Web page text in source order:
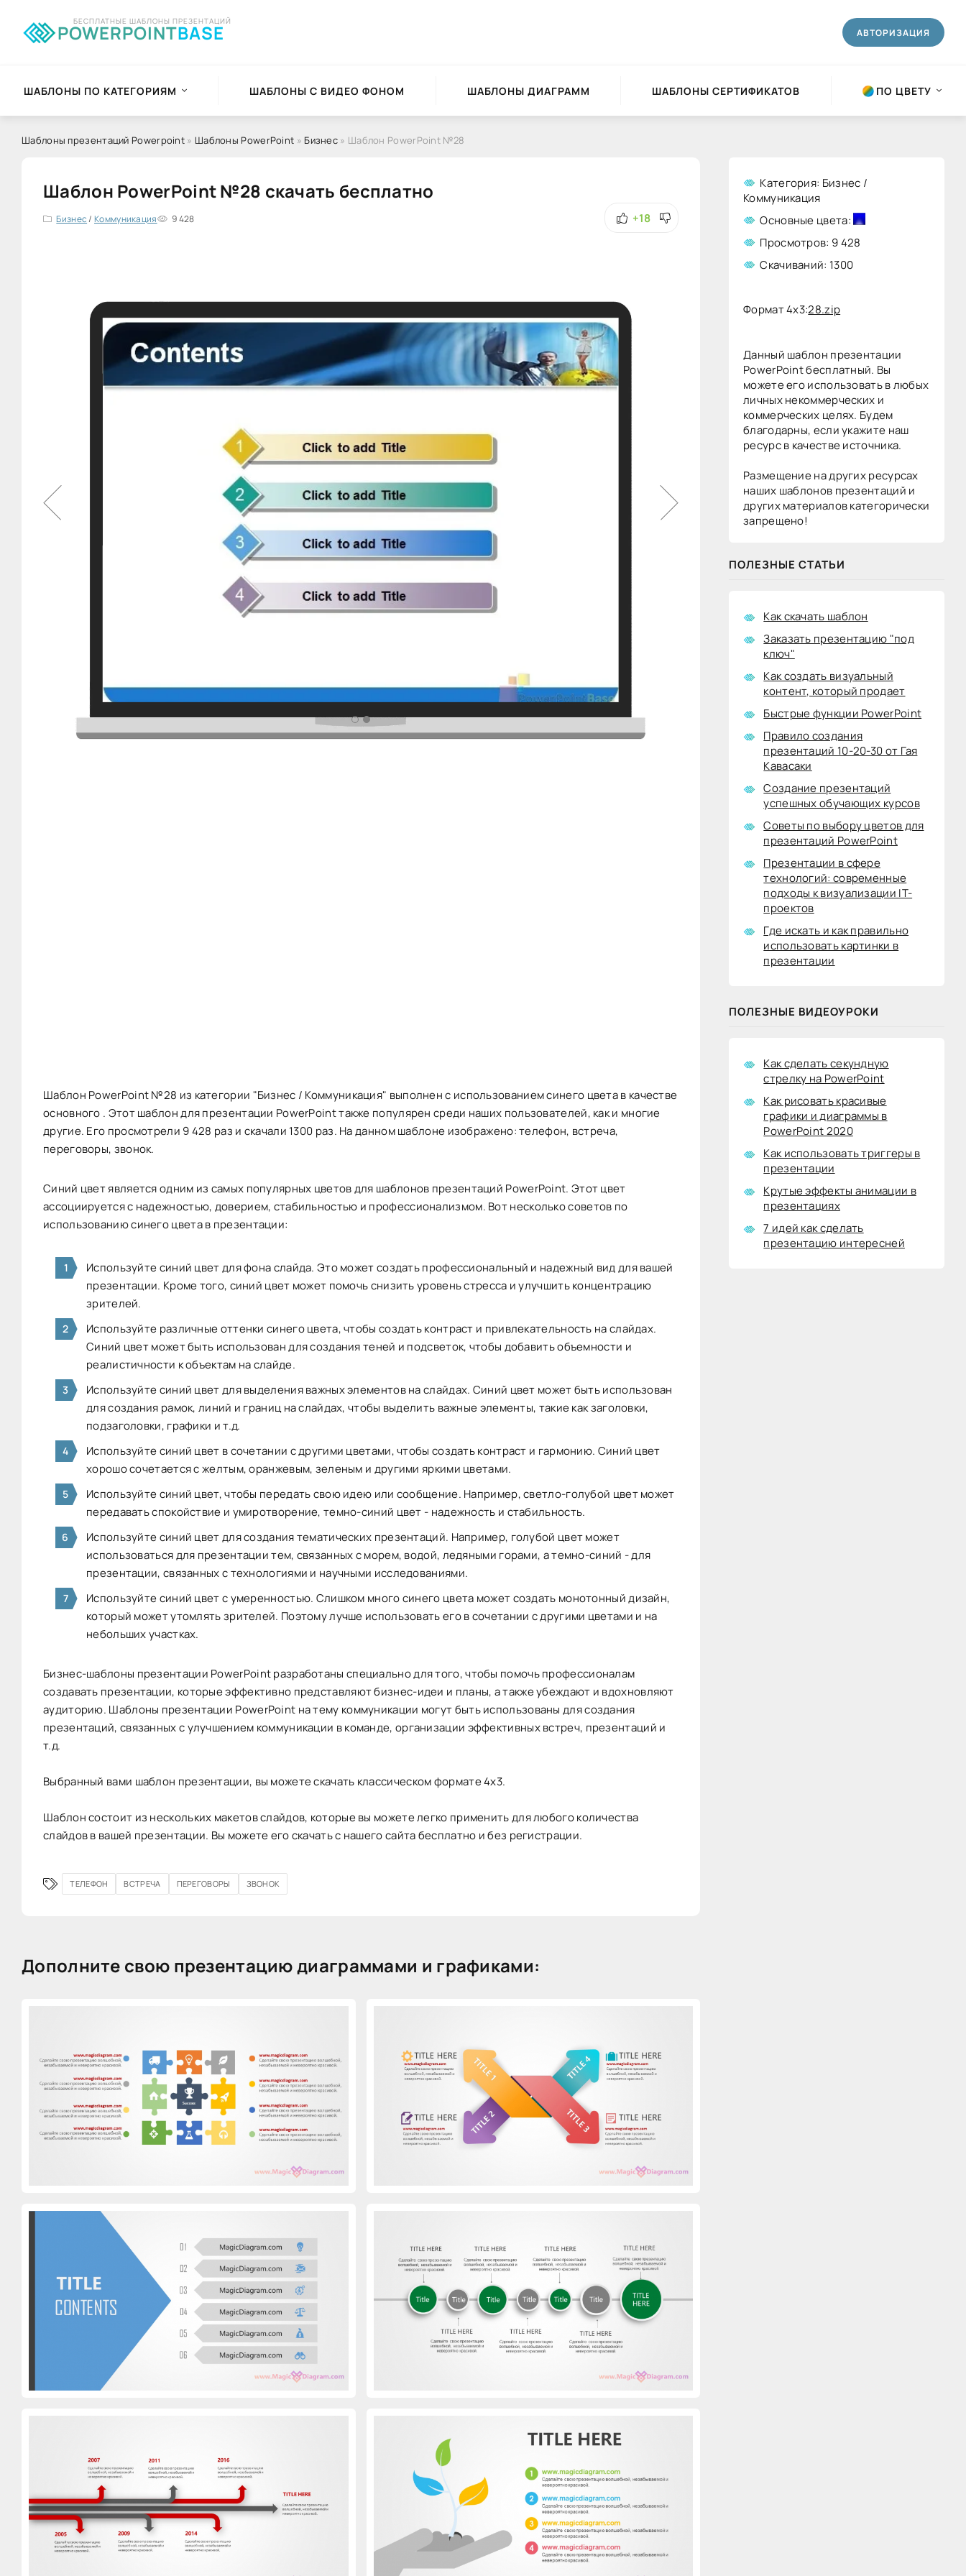
POWERPOINTBASE
БЕСПЛАТНЫЕ ШАБЛОНЫ ПРЕЗЕНТАЦИЙ
АВТОРИЗАЦИЯ
ШАБЛОНЫ ПО КАТЕГОРИЯМ ШАБЛОНЫ С ВИДЕО ФОНОМ ШАБЛОНЫ ДИАГРАММ ШАБЛОНЫ СЕРТИФИКАТОВ ПО ЦВЕТУ
Шаблоны презентаций Powerpoint » Шаблоны PowerPoint » Бизнес » Шаблон PowerPoint №28
Шаблон PowerPoint №28 скачать бесплатно
+18
Бизнес/Коммуникация 9 428
Шаблон PowerPoint №28 из категории "Бизнес / Коммуникация" выполнен с использованием синего цвета в качестве
основного . Этот шаблон для презентации PowerPoint также популярен среди наших пользователей, как и многие
другие. Его просмотрели 9 428 раз и скачали 1300 раз. На данном шаблоне изображено: телефон, встреча,
переговоры, звонок.
Синий цвет является одним из самых популярных цветов для шаблонов презентаций PowerPoint. Этот цвет
ассоциируется с надежностью, доверием, стабильностью и профессионализмом. Вот несколько советов по
использованию синего цвета в презентации:
Используйте синий цвет для фона слайда. Это может создать профессиональный и надежный вид для вашей
презентации. Кроме того, синий цвет может помочь снизить уровень стресса и улучшить концентрацию
зрителей.
Используйте различные оттенки синего цвета, чтобы создать контраст и привлекательность на слайдах.
Синий цвет может быть использован для создания теней и подсветок, чтобы добавить объемности и
реалистичности к объектам на слайде.
Используйте синий цвет для выделения важных элементов на слайдах. Синий цвет может быть использован
для создания рамок, линий и границ на слайдах, чтобы выделить важные элементы, такие как заголовки,
подзаголовки, графики и т.д.
Используйте синий цвет в сочетании с другими цветами, чтобы создать контраст и гармонию. Синий цвет
хорошо сочетается с желтым, оранжевым, зеленым и другими яркими цветами.
Используйте синий цвет, чтобы передать свою идею или сообщение. Например, светло-голубой цвет может
передавать спокойствие и умиротворение, темно-синий цвет - надежность и стабильность.
Используйте синий цвет для создания тематических презентаций. Например, голубой цвет может
использоваться для презентации тем, связанных с морем, водой, ледяными горами, а темно-синий - для
презентации, связанных с технологиями и научными исследованиями.
Используйте синий цвет с умеренностью. Слишком много синего цвета может создать монотонный дизайн,
который может утомлять зрителей. Поэтому лучше использовать его в сочетании с другими цветами и на
небольших участках.
Бизнес-шаблоны презентации PowerPoint разработаны специально для того, чтобы помочь профессионалам
создавать презентации, которые эффективно представляют бизнес-идеи и планы, а также убеждают и вдохновляют
аудиторию. Шаблоны презентации PowerPoint на тему коммуникации могут быть использованы для создания
презентаций, связанных с улучшением коммуникации в команде, организации эффективных встреч, презентаций и
т.д.
Выбранный вами шаблон презентации, вы можете скачать классическом формате 4х3.
Шаблон состоит из нескольких макетов слайдов, которые вы можете легко применить для любого количества
слайдов в вашей презентации. Вы можете его скачать с нашего сайта бесплатно и без регистрации.
ТЕЛЕФОН ВСТРЕЧА ПЕРЕГОВОРЫ ЗВОНОК
Дополните свою презентацию диаграммами и графиками:
Категория: Бизнес /
Коммуникация
Основные цвета:
Просмотров: 9 428
Скачиваний: 1300
Формат 4x3:28.zip
Данный шаблон презентации
PowerPoint бесплатный. Вы
можете его использовать в любых
личных некоммерческих и
коммерческих целях. Будем
благодарны, если укажите наш
ресурс в качестве источника.
Размещение на других ресурсах
наших шаблонов презентаций и
других материалов категорически
запрещено!
ПОЛЕЗНЫЕ СТАТЬИ
Как скачать шаблон
Заказать презентацию "под
ключ"
Как создать визуальный
контент, который продает
Быстрые функции PowerPoint
Правило создания
презентаций 10-20-30 от Гая
Кавасаки
Создание презентаций
успешных обучающих курсов
Советы по выбору цветов для
презентаций PowerPoint
Презентации в сфере
технологий: современные
подходы к визуализации IT-
проектов
Где искать и как правильно
использовать картинки в
презентации
ПОЛЕЗНЫЕ ВИДЕОУРОКИ
Как сделать секундную
стрелку на PowerPoint
Как рисовать красивые
графики и диаграммы в
PowerPoint 2020
Как использовать триггеры в
презентации
Крутые эффекты анимации в
презентациях
7 идей как сделать
презентацию интересней